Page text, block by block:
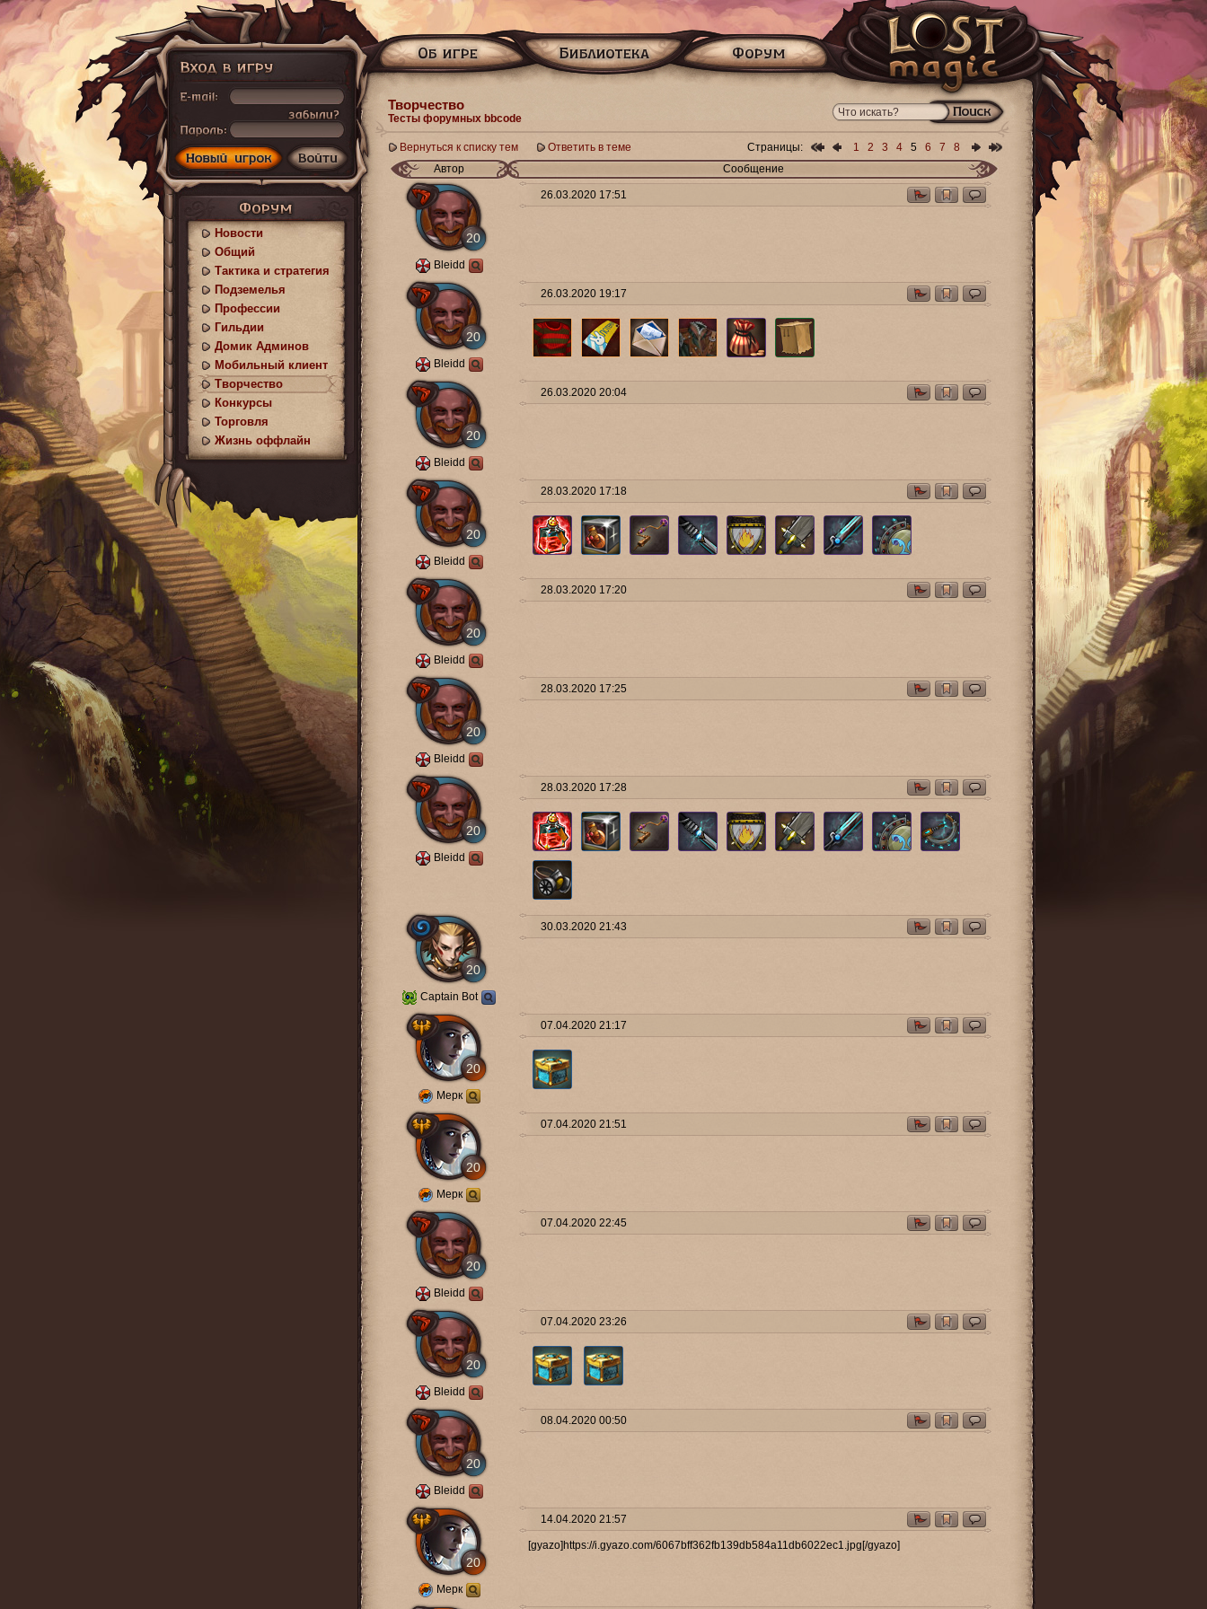
Творчество
Тесты форумных bbcode
Вернуться к списку тем Ответить в теме Страницы: 1 2 3 4 5 6 7
8
Автор
Сообщение
20
Bleidd
26.03.2020 17:51
20
Bleidd
26.03.2020 19:17
20
Bleidd
26.03.2020 20:04
20
Bleidd
28.03.2020 17:18
20
Bleidd
28.03.2020 17:20
20
Bleidd
28.03.2020 17:25
20
Bleidd
28.03.2020 17:28
20
Captain Bot
30.03.2020 21:43
20
Мерк
07.04.2020 21:17
20
Мерк
07.04.2020 21:51
20
Bleidd
07.04.2020 22:45
20
Bleidd
07.04.2020 23:26
20
Bleidd
08.04.2020 00:50
20
Мерк
14.04.2020 21:57
[gyazo]https://i.gyazo.com/6067bff362fb139db584a11db6022ec1.jpg[/gyazo]
Новости
Общий
Тактика и стратегия
Подземелья
Профессии
Гильдии
Домик Админов
Мобильный клиент
Творчество
Конкурсы
Торговля
Жизнь оффлайн